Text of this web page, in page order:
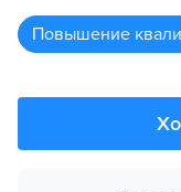
повышение